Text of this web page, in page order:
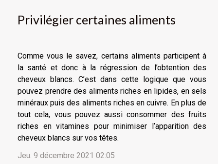
Privilégier certaines aliments
Comme vous le savez, certains aliments participent à
la santé et donc à la régression de l’obtention des
cheveux blancs. C’est dans cette logique que vous
pouvez prendre des aliments riches en lipides, en sels
minéraux puis des aliments riches en cuivre. En plus de
tout cela, vous pouvez aussi consommer des fruits
riches en vitamines pour minimiser l’apparition des
cheveux blancs sur vos têtes.
Jeu. 9 décembre 2021 02:05